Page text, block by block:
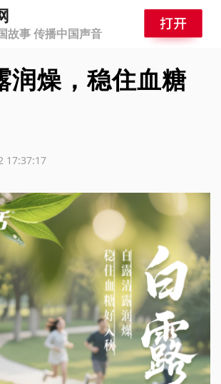
故事 传播中国声音
润燥，稳住血糖
17:37:17